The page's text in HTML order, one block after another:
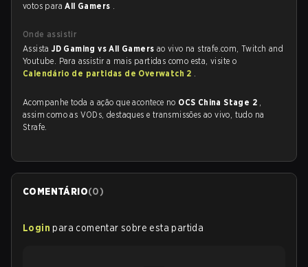
votos paraAll Gamers .
Onde assistir
AssistaJD Gaming vs All Gamers ao vivo na strafe.com, Twitch and
Youtube. Para assistir a mais partidas como esta, visite o
Calendário de partidas de Overwatch 2 .
Acompanhe toda a ação que acontece no OCS China Stage 2 ,
assim como as VODs, destaques e transmissões ao vivo, tudo na
Strafe.
COMENTÁRIO(0)
Login para comentar sobre esta partida